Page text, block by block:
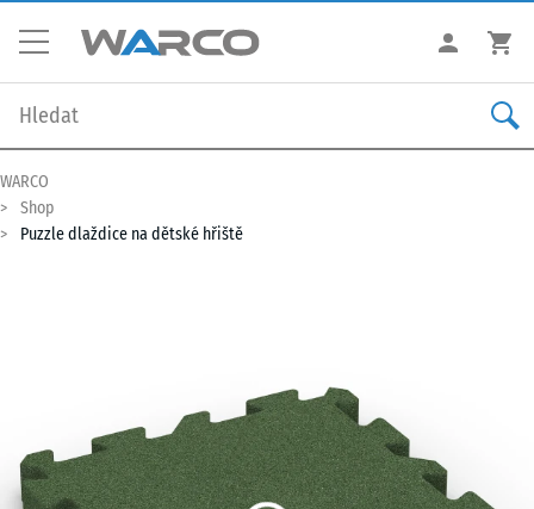
WARCO
Shop
Puzzle dlaždice na dětské hřiště